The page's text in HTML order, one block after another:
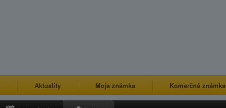
Aktuality Moja známka Komerčná známka